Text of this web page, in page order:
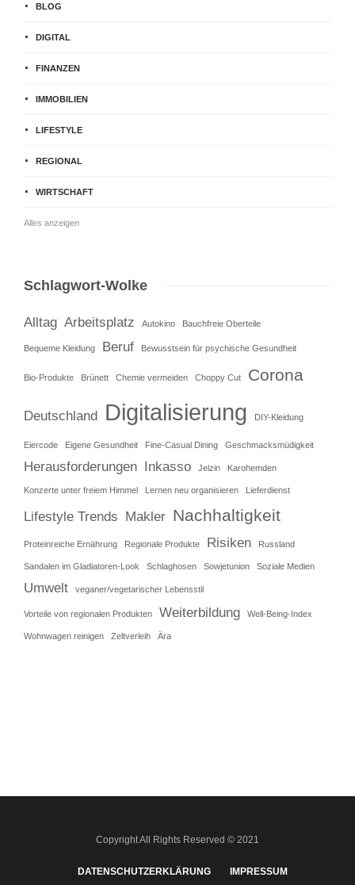
BLOG
DIGITAL
FINANZEN
IMMOBILIEN
LIFESTYLE
REGIONAL
WIRTSCHAFT
Alles anzeigen
Schlagwort-Wolke
Alltag Arbeitsplatz Autokino Bauchfreie Oberteile
Bequeme Kleidung Beruf Bewusstsein für psychische Gesundheit
Bio-Produkte Brünett Chemie vermeiden Choppy Cut Corona
Deutschland Digitalisierung DIY-Kleidung
Eiercode Eigene Gesundheit Fine-Casual Dining Geschmacksmüdigkeit
Herausforderungen Inkasso Jelzin Karohemden
Konzerte unter freiem Himmel Lernen neu organisieren Lieferdienst
Lifestyle Trends Makler Nachhaltigkeit
Proteinreiche Ernährung Regionale Produkte Risiken Russland
Sandalen im Gladiatoren-Look Schlaghosen Sowjetunion Soziale Medien
Umwelt veganer/vegetarischer Lebensstil
Vorteile von regionalen Produkten Weiterbildung Well-Being-Index
Wohnwagen reinigen Zeltverleih Ära
Copyright All Rights Reserved © 2021
DATENSCHUTZERKLÄRUNG IMPRESSUM